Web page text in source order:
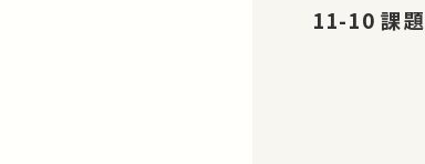
11-10 課題